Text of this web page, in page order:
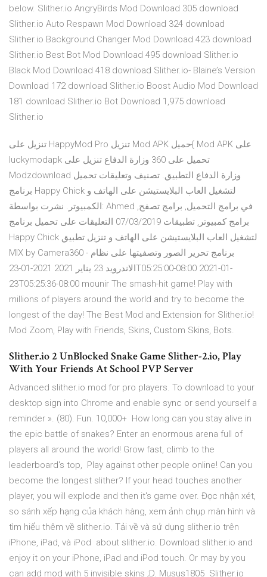
below. Slither.io AngryBirds Mod Download 305 download
Slither.io Auto Respawn Mod Download 324 download
Slither.io Background Changer Mod Download 423 download
Slither.io Best Bot Mod Download 495 download Slither.io
Black Mod Download 418 download Slither.io- Blaine’s Version
Download 172 download Slither.io Boost Audio Mod Download
181 download Slither.io Bot Download 1,975 download
Slither.io
تنزيل على HappyMod Pro تنزيل Mod APK حميل{ Mod APK على
luckymodapk تحميل على 360 وزارة الدفاع تنزيل على
Modzdownload وزارة الدفاع التطبيق. تصنيف وتعليقات تحميل
برنامج Happy Chick لتشغيل العاب البلايستيشن على الهاتف و
الكمبيوتر. نشرت بواسطة: Ahmed في برامج التحميل, برامج تصفح,
برامج كمبيوتر, تطبيقات 07/03/2019 التعليقات على تحميل برنامج
Happy Chick لتشغيل العاب البلايستيشن على الهاتف و تنزيل تطبيق
MIX by Camera360 - برنامج تحرير الصور وتصفيتها على نظام
الاندرويد 23 يناير 2021 2021-01-23T05:25:00-08:00 2021-01-
23T05:25:36-08:00 mounir The smash-hit game! Play with
millions of players around the world and try to become the
longest of the day! The Best Mod and Extension for Slither.io!
Mod Zoom, Play with Friends, Skins, Custom Skins, Bots.
Slither.io 2 UnBlocked Snake Game Slither-2.io, Play
With Your Friends At School PVP Server
Advanced slither.io mod for pro players. To download to your
desktop sign into Chrome and enable sync or send yourself a
reminder ». (80). Fun. 10,000+ How long can you stay alive in
the epic battle of snakes? Enter an enormous arena full of
players all around the world! Grow fast, climb to the
leaderboard's top, Play against other people online! Can you
become the longest slither? If your head touches another
player, you will explode and then it's game over. Đọc nhận xét,
so sánh xếp hạng của khách hàng, xem ảnh chụp màn hình và
tìm hiểu thêm về slither.io. Tải về và sử dụng slither.io trên
iPhone, iPad, và iPod about slither.io. Download slither.io and
enjoy it on your iPhone, iPad and iPod touch. Or may by you
can add mod with 5 invisible skins ;D. Musus1805 Slither.io